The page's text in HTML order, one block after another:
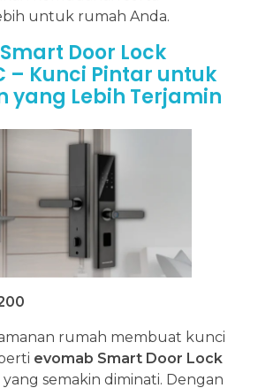
untuk rumah Anda.
Door Lock
– Kunci Pintar untuk
yang Lebih Terjamin
rumah membuat kunci
evomab Smart Door Lock
semakin diminati. Dengan